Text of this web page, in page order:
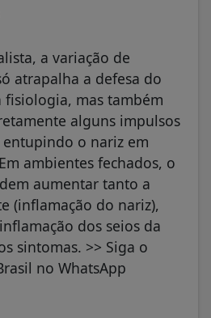
a variação de
atrapalha a defesa do
mas também
alguns impulsos
entupindo o nariz em
ambientes fechados, o
aumentar tanto a
(inflamação do nariz),
dos seios da
sintomas. >> Siga o
no WhatsApp